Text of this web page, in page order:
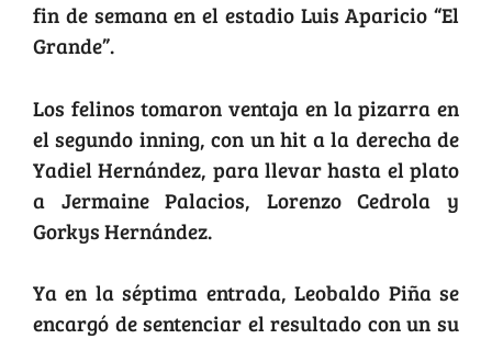
fin de semana en el estadio Luis Aparicio “El
Grande”.
Los felinos tomaron ventaja en la pizarra en
el segundo inning, con un hit a la derecha de
Yadiel Hernández, para llevar hasta el plato
a Jermaine Palacios, Lorenzo Cedrola y
Gorkys Hernández.
Ya en la séptima entrada, Leobaldo Piña se
encargó de sentenciar el resultado con un su